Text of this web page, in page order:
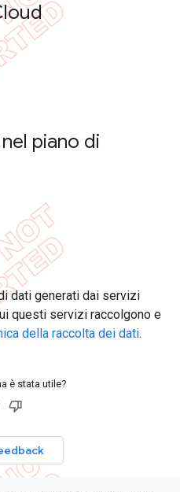
piano di
dati generati dai servizi
questi servizi raccolgono e
della raccolta dei dati.
è stata utile?